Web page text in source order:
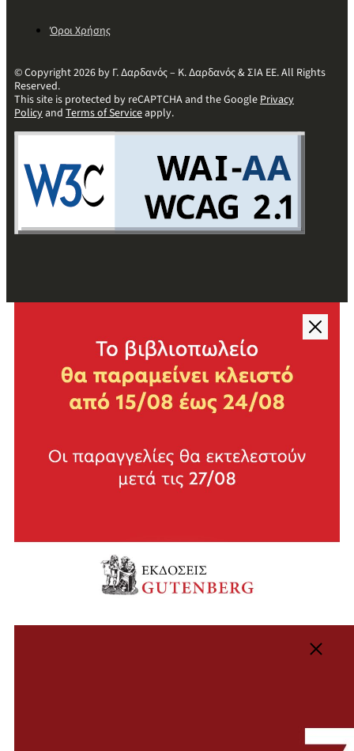
Όροι Χρήσης
© Copyright 2026 by Γ. Δαρδανός – Κ. Δαρδανός & ΣΙΑ ΕΕ. All Rights
Reserved.
This site is protected by reCAPTCHA and the GooglePrivacy
Policyand Terms of Serviceapply.